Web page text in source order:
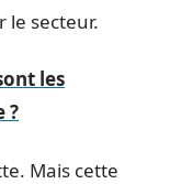
le secteur.
les
?
Mais cette